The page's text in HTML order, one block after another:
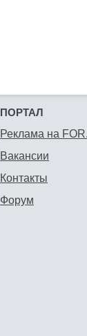
ПОРТАЛ
Реклама на
Вакансии
Контакты
Форум